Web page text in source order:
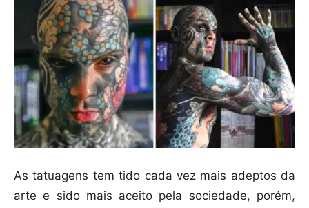
As tatuagens tem tido cada vez mais adeptos da
arte e sido mais aceito pela sociedade, porém,